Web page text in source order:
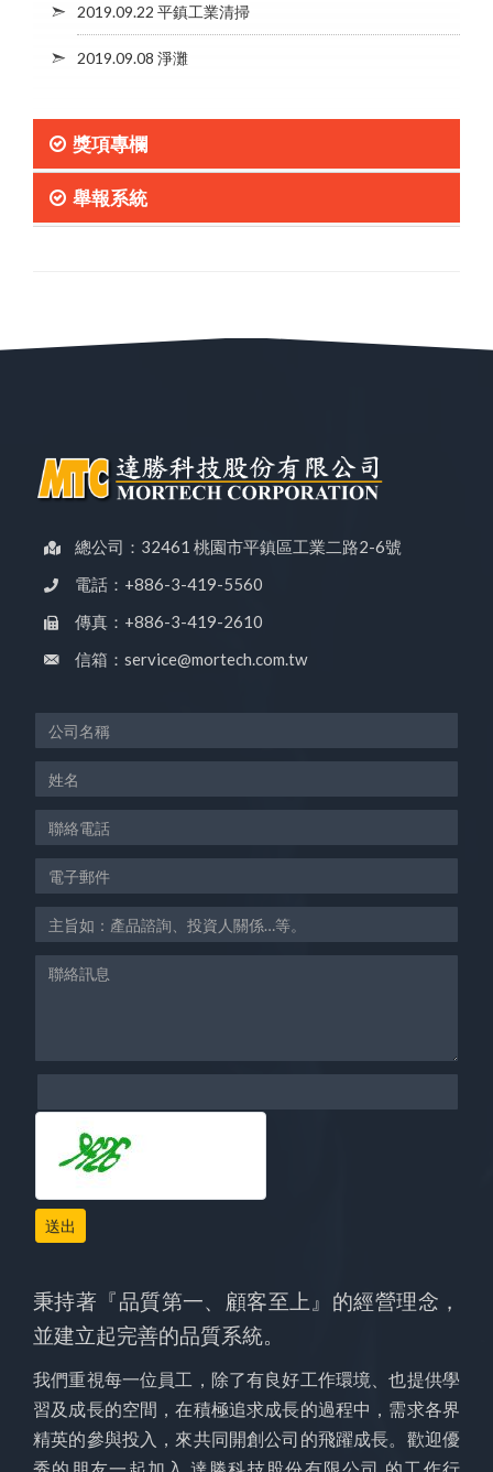
2019.09.22 平鎮工業清掃
2019.09.08 淨灘
獎項專欄
舉報系統
總公司：32461 桃園市平鎮區工業二路2-6號
電話：+886-3-419-5560
傳真：+886-3-419-2610
信箱：service@mortech.com.tw
送出
秉持著『品質第一、顧客至上』的經營理念，
並建立起完善的品質系統。
我們重視每一位員工，除了有良好工作環境、也提供學
習及成長的空間，在積極追求成長的過程中，需求各界
精英的參與投入，來共同開創公司的飛躍成長。歡迎優